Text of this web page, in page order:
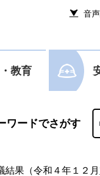
音
教育
結果（令和４年１２月